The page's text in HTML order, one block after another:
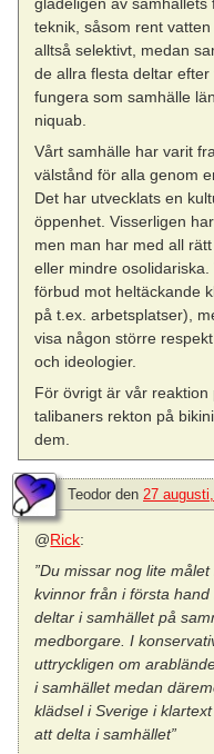
teknik, såsom rent
alltså selektivt, medan
de allra flesta deltar
fungera som samhälle
niquab.
Vårt samhälle har varit
välstånd för alla genom
Det har utvecklats en
öppenhet. Visserligen
men man har med all
eller mindre
förbud mot heltäckande
på t.ex. arbetsplatser),
visa någon större
och ideologier.
För övrigt är vår
talibaners rekton på
dem.
Teodor den 27
@Rick:
”Du missar nog lite
kvinnor från i första
deltar i samhället på
medborgare. I
uttryckligen om
i samhället medan
klädsel i Sverige i
att delta i samhället”